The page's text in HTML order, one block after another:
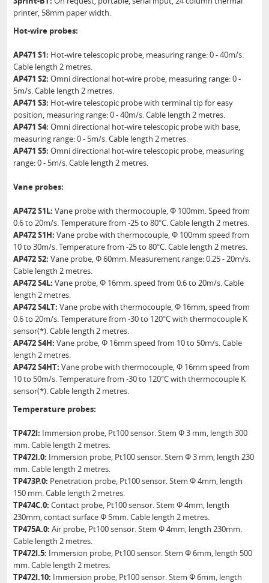
printer, 58mm paper width.
Hot-wire probes:
AP471 S1: Hot-wire telescopic probe, measuring range: 0 - 40m/s.
Cable length 2 metres.
AP471 S2: Omni directional hot-wire probe, measuring range: 0 -
5m/s. Cable length 2 metres.
AP471 S3: Hot-wire telescopic probe with terminal tip for easy
position, measuring range: 0 - 40m/s. Cable length 2 metres.
AP471 S4: Omni directional hot-wire telescopic probe with base,
measuring range: 0 - 5m/s. Cable length 2 metres.
AP471 S5: Omni directional hot-wire telescopic probe, measuring
range: 0 - 5m/s. Cable length 2 metres.
Vane probes:
AP472 S1L: Vane probe with thermocouple, Φ 100mm. Speed from
0.6 to 20m/s. Temperature from -25 to 80°C. Cable length 2 metres.
AP472 S1H: Vane probe with thermocouple, Φ 100mm speed from
10 to 30m/s. Temperature from -25 to 80°C. Cable length 2 metres.
AP472 S2: Vane probe, Φ 60mm. Measurement range: 0.25 - 20m/s.
Cable length 2 metres.
AP472 S4L: Vane probe, Φ 16mm. speed from 0.6 to 20m/s. Cable
length 2 metres.
AP472 S4LT: Vane probe with thermocouple, Φ 16mm, speed from
0.6 to 20m/s. Temperature from -30 to 120°C with thermocouple K
sensor(*). Cable length 2 metres.
AP472 S4H: Vane probe, Φ 16mm speed from 10 to 50m/s. Cable
length 2 metres.
AP472 S4HT: Vane probe with thermocouple, Φ 16mm speed from
10 to 50m/s. Temperature from -30 to 120°C with thermocouple K
sensor(*). Cable length 2 metres.
Temperature probes:
TP472I: Immersion probe, Pt100 sensor. Stem Φ 3 mm, length 300
mm. Cable length 2 metres.
TP472I.0: Immersion probe, Pt100 sensor. Stem Φ 3 mm, length 230
mm. Cable length 2 metres.
TP473P.0: Penetration probe, Pt100 sensor. Stem Φ 4mm, length
150 mm. Cable length 2 metres.
TP474C.0: Contact probe, Pt100 sensor. Stem Φ 4mm, length
230mm, contact surface Φ 5mm. Cable length 2 metres.
TP475A.0: Air probe, Pt100 sensor. Stem Φ 4mm, length 230mm.
Cable length 2 metres.
TP472I.5: Immersion probe, Pt100 sensor. Stem Φ 6mm, length 500
mm. Cable length 2 metres.
TP472I.10: Immersion probe, Pt100 sensor. Stem Φ 6mm, length